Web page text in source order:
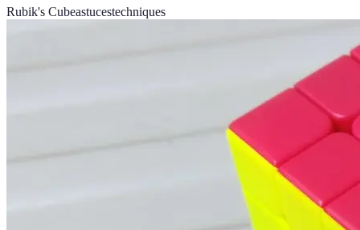
Rubik's Cubeastucestechniques